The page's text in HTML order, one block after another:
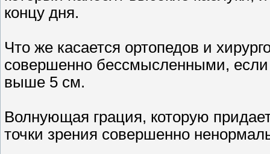
концу дня.
Что же касается ортопедов и
совершенно бессмысленными, если
выше 5 см.
Волнующая грация, которую
точки зрения совершенно